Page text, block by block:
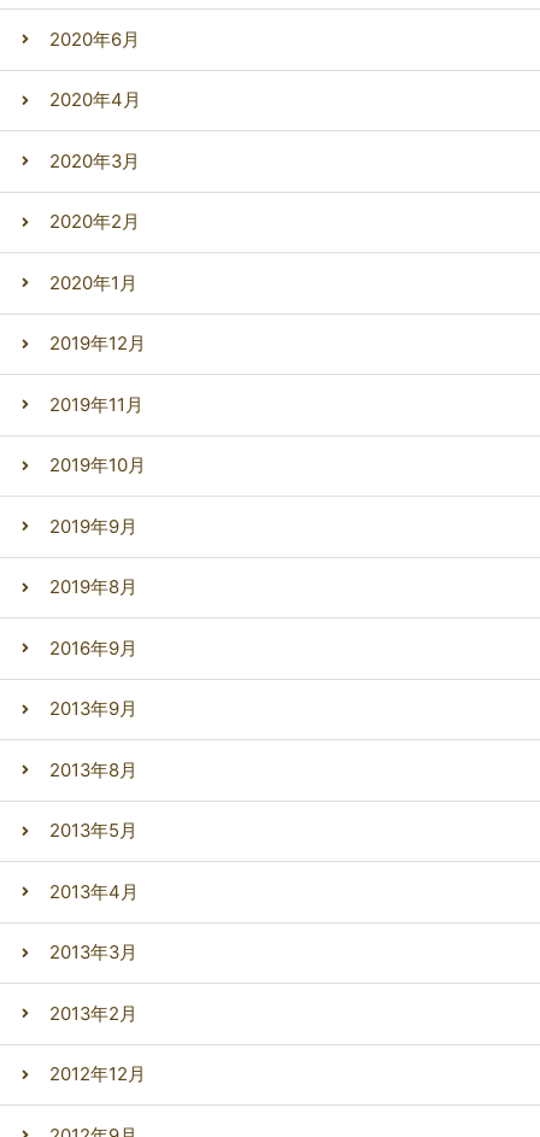
2020年6月
2020年4月
2020年3月
2020年2月
2020年1月
2019年12月
2019年11月
2019年10月
2019年9月
2019年8月
2016年9月
2013年9月
2013年8月
2013年5月
2013年4月
2013年3月
2013年2月
2012年12月